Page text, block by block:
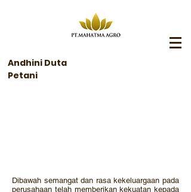
Andhini Duta
Petani
Dibawah semangat dan rasa kekeluargaan pada
perusahaan telah memberikan kekuatan kepada